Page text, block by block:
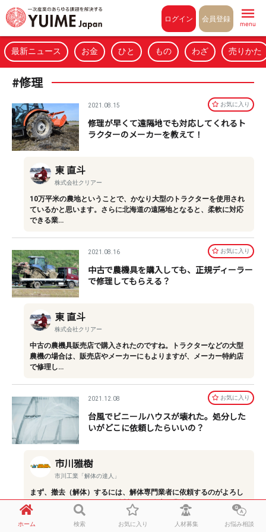
ログイン 会員登録
menu
最新ニュース お金 ひと もの わざ 売りかた
#修理
2021.08.15 お気に⼊り
修理が早くて遠隔地でも対応してくれるト
ラクターのメーカーを教えて！
東 直斗
株式会社クリアー
10万平米の農地ということで、かなり大型のトラクターを使用され
ているかと思います。さらに北海道の遠隔地となると、柔軟に対応
できる業…
2021.08.16 お気に⼊り
中古で農機具を購入しても、正規ディーラー
で修理してもらえる？
東 直斗
株式会社クリアー
中古の農機具販売店で購入されたのですね。トラクターなどの大型
農機の場合は、販売店やメーカーにもよりますが、メーカー特約店
で修理し…
2021.12.08 お気に⼊り
台風でビニールハウスが壊れた。処分した
いがどこに依頼したらいいの？
市川雅樹
市川工業「解体の達人」
まず、撤去（解体）するには、解体専門業者に依頼するのがよろし
いかと思います。骨組みは鉄製で、解体専門業者としても資源とし
て売却で…
ホーム 検索 お気に入り 人材募集 お悩み相談